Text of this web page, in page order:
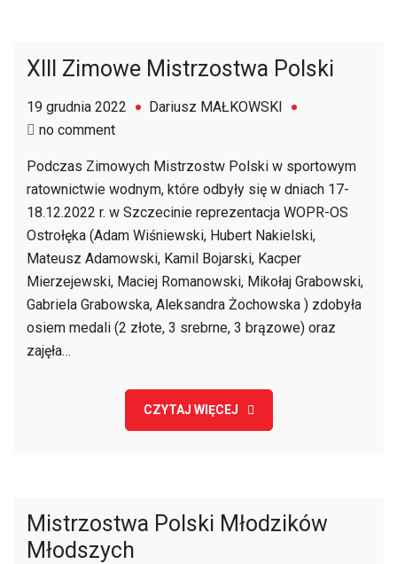
XIII Zimowe Mistrzostwa Polski
19 grudnia 2022
Dariusz MAŁKOWSKI
no commenton
Zimowe
Mistrzostwa
Polski
Podczas Zimowych Mistrzostw Polski w sportowym
ratownictwie wodnym, które odbyły się w dniach 17-
18.12.2022 r. w Szczecinie reprezentacja WOPR-OS
Ostrołęka (Adam Wiśniewski, Hubert Nakielski,
Mateusz Adamowski, Kamil Bojarski, Kacper
Mierzejewski, Maciej Romanowski, Mikołaj Grabowski,
Gabriela Grabowska, Aleksandra Żochowska ) zdobyła
osiem medali (2 złote, 3 srebrne, 3 brązowe) oraz
zajęła…
CZYTAJ WIĘCEJ
Mistrzostwa Polski Młodzików
Młodszych